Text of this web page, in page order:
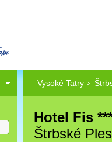
Vysoké Tatry
Hotel Fis
Štrbské